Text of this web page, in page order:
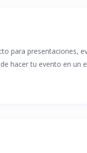
para presentaciones,
hacer tu evento en un